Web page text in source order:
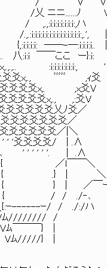
/ ∨ ∨
ニニ......ﾉ
ハ
|
──-─:i:i:i:i.. |
￣￣ここ ー}:i:
:i:i:i:i:i:i:i:, '
ﾞﾞﾞﾞﾞ ,ｨ爻
爻x,. ,x爻V
爻爻x,., ,:爻V
爻爻乂ﾉ爻／
爻爻爻／
爻／|＼
爻/ | .∧
' ' ' ' '. | .∧
￣＼
| ＼
￣ｰ
/ / ./‐､
ｰ/ / ./:/ハ
/
} |
|